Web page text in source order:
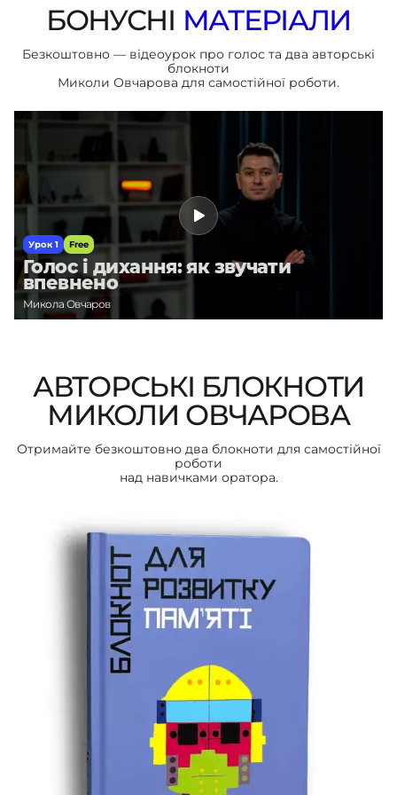
БОНУСНІ МАТЕРІАЛИ
Безкоштовно — відеоурок про голос та два авторські
блокноти
Миколи Овчарова для самостійної роботи.
Урок 1 Free
Голос і дихання: як звучати
впевнено
Микола Овчаров
АВТОРСЬКІ БЛОКНОТИ
МИКОЛИ ОВЧАРОВА
Отримайте безкоштовно два блокноти для самостійної
роботи
над навичками оратора.